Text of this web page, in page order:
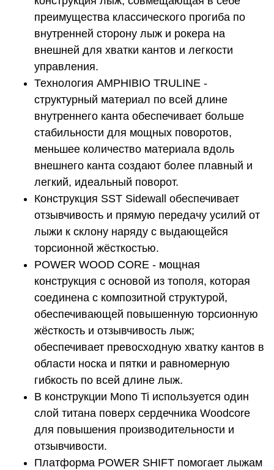
преимущества классического прогиба по
внутренней сторону лыж и рокера на
внешней для хватки кантов и легкости
управления.
Технология AMPHIBIO TRULINE -
структурный материал по всей длине
внутреннего канта обеспечивает больше
стабильности для мощных поворотов,
меньшее количество материала вдоль
внешнего канта создают более плавный и
легкий, идеальный поворот.
Конструкция SST Sidewall обеспечивает
отзывчивость и прямую передачу усилий от
лыжи к склону наряду с выдающейся
торсионной жёсткостью.
POWER WOOD CORE - мощная
конструкция с основой из тополя, которая
соединена с композитной структурой,
обеспечивающей повышенную торсионную
жёсткость и отзывчивость лыж;
обеспечивает превосходную хватку кантов в
области носка и пятки и равномерную
гибкость по всей длине лыж.
В конструкции Mono Ti используется один
слой титана поверх сердечника Woodcore
для повышения производительности и
отзывчивости.
Платформа POWER SHIFT помогает лыжам